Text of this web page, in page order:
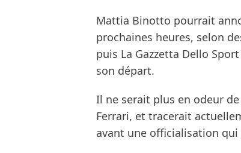
Mattia Binotto pourrait
prochaines heures, selon
puis La Gazzetta Dello
son départ.
Il ne serait plus en odeur
Ferrari, et tracerait
avant une officialisation